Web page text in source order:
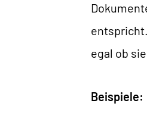
egal ob
Beispiele: